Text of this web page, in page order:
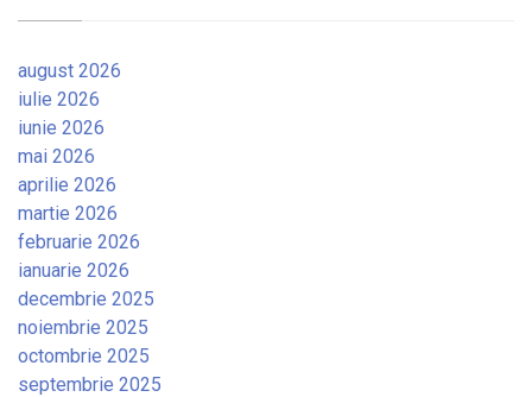
august 2026
iulie 2026
iunie 2026
mai 2026
aprilie 2026
martie 2026
februarie 2026
ianuarie 2026
decembrie 2025
noiembrie 2025
octombrie 2025
septembrie 2025